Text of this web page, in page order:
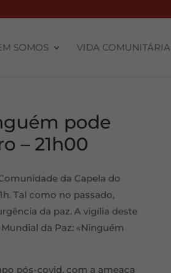
SOMOS VIDA COMUNITÁRIA
pode
– 21h00
da Capela do
Tal como no passado,
da paz. A vigília deste
da Paz: «Ninguém
pós-covid, com a ameaça